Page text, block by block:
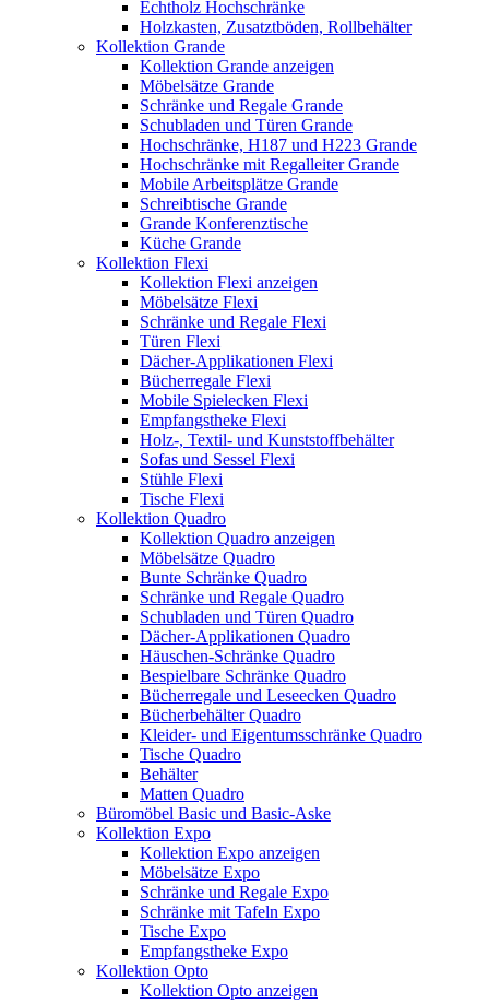
Echtholz Hochschränke
Holzkasten, Zusatztböden, Rollbehälter
Kollektion Grande
Kollektion Grande anzeigen
Möbelsätze Grande
Schränke und Regale Grande
Schubladen und Türen Grande
Hochschränke, H187 und H223 Grande
Hochschränke mit Regalleiter Grande
Mobile Arbeitsplätze Grande
Schreibtische Grande
Grande Konferenztische
Küche Grande
Kollektion Flexi
Kollektion Flexi anzeigen
Möbelsätze Flexi
Schränke und Regale Flexi
Türen Flexi
Dächer-Applikationen Flexi
Bücherregale Flexi
Mobile Spielecken Flexi
Empfangstheke Flexi
Holz-, Textil- und Kunststoffbehälter
Sofas und Sessel Flexi
Stühle Flexi
Tische Flexi
Kollektion Quadro
Kollektion Quadro anzeigen
Möbelsätze Quadro
Bunte Schränke Quadro
Schränke und Regale Quadro
Schubladen und Türen Quadro
Dächer-Applikationen Quadro
Häuschen-Schränke Quadro
Bespielbare Schränke Quadro
Bücherregale und Leseecken Quadro
Bücherbehälter Quadro
Kleider- und Eigentumsschränke Quadro
Tische Quadro
Behälter
Matten Quadro
Büromöbel Basic und Basic-Aske
Kollektion Expo
Kollektion Expo anzeigen
Möbelsätze Expo
Schränke und Regale Expo
Schränke mit Tafeln Expo
Tische Expo
Empfangstheke Expo
Kollektion Opto
Kollektion Opto anzeigen